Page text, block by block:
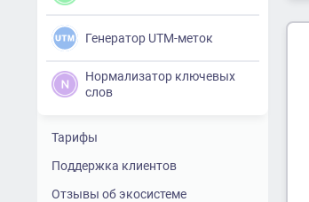
Генератор UTM-меток
Нормализатор ключевых
слов
Тарифы
Поддержка клиентов
Отзывы об экосистеме